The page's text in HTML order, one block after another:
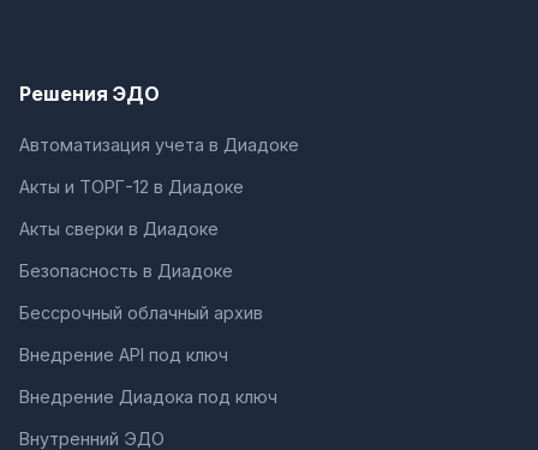
Решения ЭДО
Автоматизация учета в Диадоке
Акты и ТОРГ-12 в Диадоке
Акты сверки в Диадоке
Безопасность в Диадоке
Бессрочный облачный архив
Внедрение API под ключ
Внедрение Диадока под ключ
Внутренний ЭДО